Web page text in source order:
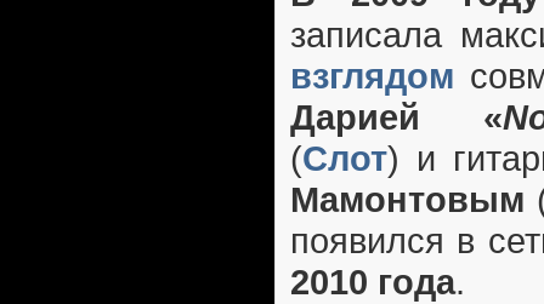
записала
взглядом
Дарией «
(Слот) и
Мамонтовым
появился в
2010 года.